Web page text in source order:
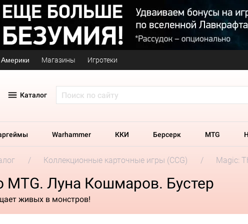
Магазины Игротеки
Каталог
Warhammer ККИ Берсерк MTG
Коллекционные карточные игры (CCG) Magic:
MTG. Луна Кошмаров. Бустер
живых в монстров!